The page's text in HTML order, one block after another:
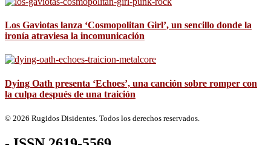
Los Gaviotas lanza ‘Cosmopolitan Girl’, un sencillo donde la
ironía atraviesa la incomunicación
Dying Oath presenta ‘Echoes’, una canción sobre romper con
la culpa después de una traición
© 2026 Rugidos Disidentes. Todos los derechos reservados.